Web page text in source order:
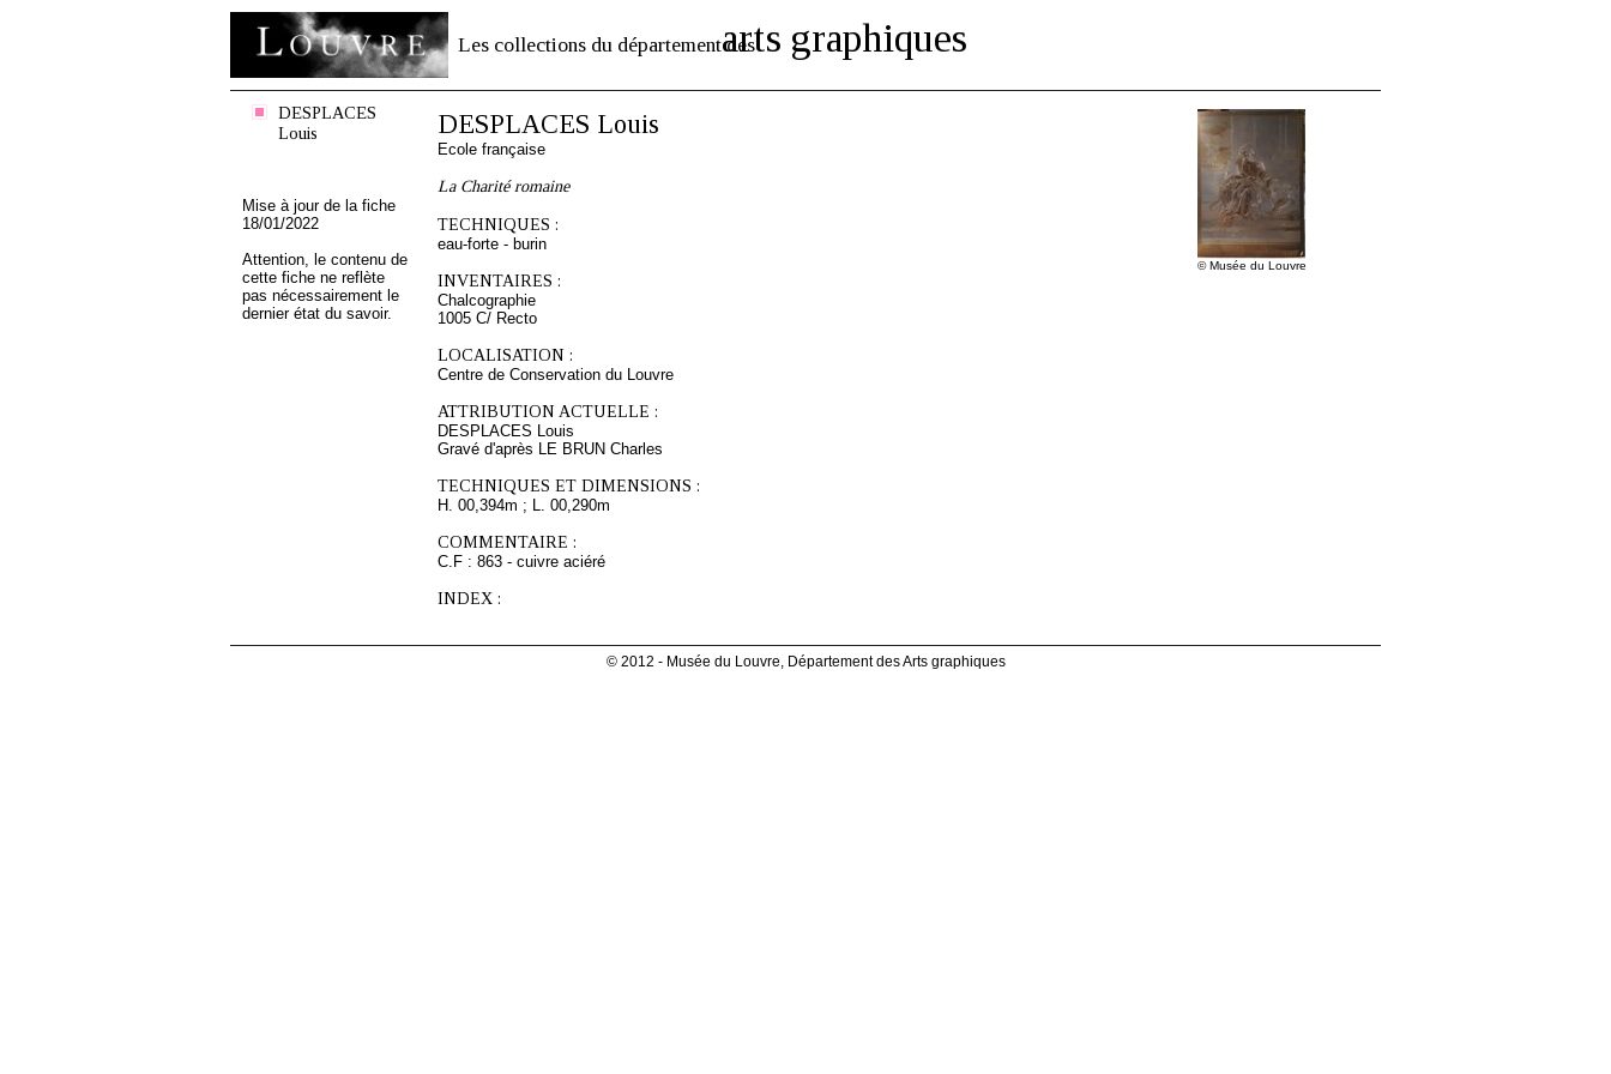
Les collections du département desarts graphiques
DESPLACES
Louis
Mise à jour de la fiche
18/01/2022
Attention, le contenu de
cette fiche ne reflète
pas nécessairement le
dernier état du savoir.
© Musée du Louvre
DESPLACES Louis
Ecole française
La Charité romaine
TECHNIQUES :
eau-forte - burin
INVENTAIRES :
Chalcographie
1005 C/ Recto
LOCALISATION :
Centre de Conservation du Louvre
ATTRIBUTION ACTUELLE :
DESPLACES Louis
Gravé d'après LE BRUN Charles
TECHNIQUES ET DIMENSIONS :
H. 00,394m ; L. 00,290m
COMMENTAIRE :
C.F : 863 - cuivre aciéré
INDEX :
© 2012 - Musée du Louvre, Département des Arts graphiques